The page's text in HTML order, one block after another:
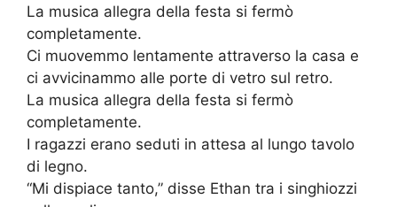
La musica allegra della festa si fermò
completamente.
Ci muovemmo lentamente attraverso la casa e
ci avvicinammo alle porte di vetro sul retro.
La musica allegra della festa si fermò
completamente.
I ragazzi erano seduti in attesa al lungo tavolo
di legno.
“Mi dispiace tanto,” disse Ethan tra i singhiozzi